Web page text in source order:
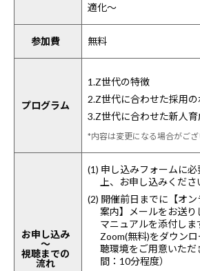
適化～
参加費 無料
プログラム
1.Z世代の特徴
2.Z世代に合わせた採用の
3.Z世代に合わせた新人
*内容は変更になる場合がご
お申し込み
～
視聴までの
流れ
(1) 申し込みフォームに
上、お申し込みくださ
(2) 開催前日までに【オ
案内】メールをお送り
マニュアルを添付しま
Zoom(無料)をダウン
聴環境をご用意いただ
間：10分程度）